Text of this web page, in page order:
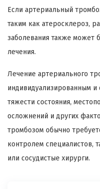
Если артериальный
таким как атеросклероз,
заболевания также может
лечения.
Лечение артериального
индивидуализированным и
тяжести состояния,
осложнений и других
тромбозом обычно
контролем специалистов,
или сосудистые хирурги.